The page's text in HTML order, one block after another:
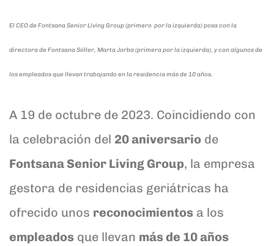
El CEO de Fontsana Senior Living Group (primero por la izquierda) posa con la
directora de Fontsana Sóller, Marta Jorba (primera por la izquierda), y con algunos de
los empleados que llevan trabajando en la residencia más de 10 años.
A 19 de octubre de 2023. Coincidiendo con
la celebración del 20 aniversario de
Fontsana Senior Living Group, la empresa
gestora de residencias geriátricas ha
ofrecido unos reconocimientos a los
empleados que llevan más de 10 años